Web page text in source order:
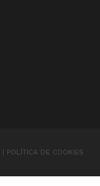
POLÍTICA DE COOKIES